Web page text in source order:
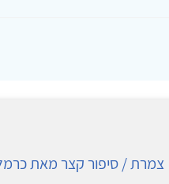
צמרת / סיפור קצר מאת